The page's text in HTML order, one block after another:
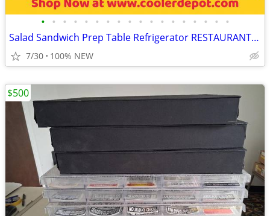
• • • • • • • • • • • • • • • • • •
Salad Sandwich Prep Table Refrigerator RESTAURANT EQUIPMENT
7/30 100% NEW
$500